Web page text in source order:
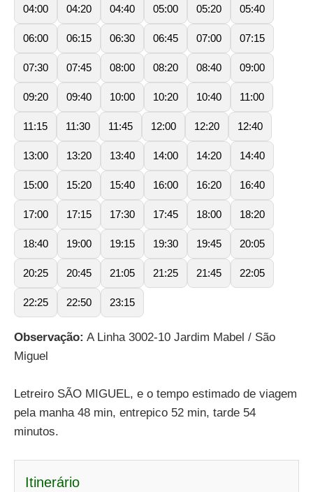
04:00 04:20 04:40 05:00 05:20 05:40
06:00 06:15 06:30 06:45 07:00 07:15
07:30 07:45 08:00 08:20 08:40 09:00
09:20 09:40 10:00 10:20 10:40 11:00
11:15 11:30 11:45 12:00 12:20 12:40
13:00 13:20 13:40 14:00 14:20 14:40
15:00 15:20 15:40 16:00 16:20 16:40
17:00 17:15 17:30 17:45 18:00 18:20
18:40 19:00 19:15 19:30 19:45 20:05
20:25 20:45 21:05 21:25 21:45 22:05
22:25 22:50 23:15
Observação: A Linha 3002-10 Jardim Mabel / São
Miguel
Letreiro SÃO MIGUEL, e o tempo estimado de viagem
pela manha 48 min, entrepico 52 min, tarde 54
minutos.
Itinerário